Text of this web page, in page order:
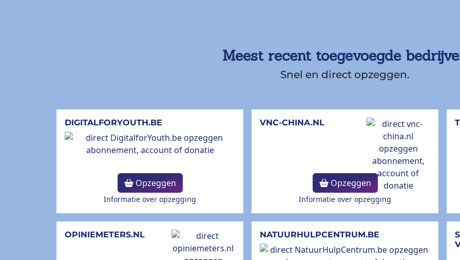
Meest recent toegevoegde
Snel en direct opzeggen.
DIGITALFORYOUTH.BE
Opzeggen
Informatie over opzegging
VNC-CHINA.NL
Opzeggen
Informatie over opzegging
OPINIEMETERS.NL NATUURHULPCENTRUM.BE